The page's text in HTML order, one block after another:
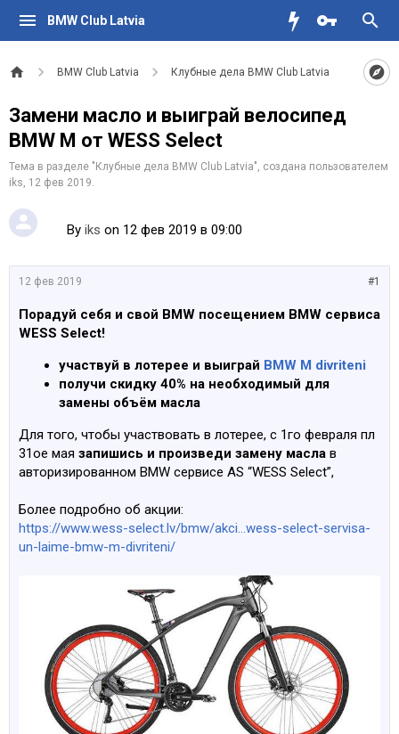
BMW Club Latvia
BMW Club Latvia Клубные дела BMW Club Latvia
Замени масло и выиграй велосипед
BMW M от WESS Select
Тема в разделе " Клубные дела BMW Club Latvia", создана пользователем
iks, 12 фев 2019.
By iks on 12 фев 2019 в 09:00
#1
12 фев 2019
Порадуй себя и свой BMW посещением BMW сервиса
WESS Select!
участвуй в лотерее и выиграй BMW M divriteni
получи скидку 40% на необходимый для
замены объём масла
Для того, чтобы участвовать в лотерее, с 1го февраля пл
31ое мая запишись и произведи замену масла в
авторизированном BMW сервисе AS “WESS Select”,
Более подробно об акции:
https://www.wess-select.lv/bmw/akci...wess-select-servisa-
un-laime-bmw-m-divriteni/